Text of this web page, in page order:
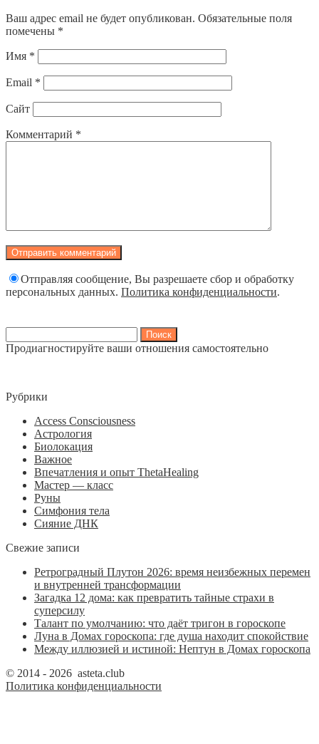
Ваш адрес email не будет опубликован. Обязательные поля
помечены *
Имя *
Email *
Сайт
Комментарий *
Отправляя сообщение, Вы разрешаете сбор и обработку
персональных данных. Политика конфиденциальности.
Продиагностируйте ваши отношения самостоятельно
Рубрики
Access Consciousness
Астрология
Биолокация
Важное
Впечатления и опыт ThetaHealing
Мастер — класс
Руны
Симфония тела
Сияние ДНК
Свежие записи
Ретроградный Плутон 2026: время неизбежных перемен
и внутренней трансформации
Загадка 12 дома: как превратить тайные страхи в
суперсилу
Талант по умолчанию: что даёт тригон в гороскопе
Луна в Домах гороскопа: где душа находит спокойствие
Между иллюзией и истиной: Нептун в Домах гороскопа
© 2014 - 2026 asteta.club
Политика конфиденциальности